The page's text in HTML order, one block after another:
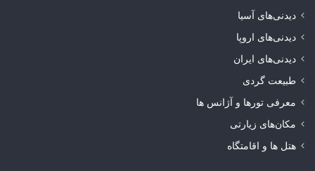
دیدنی‌های آسیا
دیدنی‌های اروپا
دیدنی‌های ایران
طبیعت گردی
معرفی تورها و آژانس ها
مکان‌های زیارتی
هتل ها و اقامتگاه